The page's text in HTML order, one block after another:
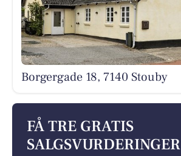
Borgergade 18, 7140 Stouby
FÅ TRE GRATIS
SALGSVURDERINGER